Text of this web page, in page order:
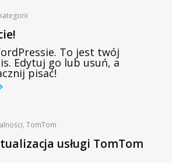
To jest twój
Edytuj go lub usuń, a
pisać!
, TomTom
usługi TomTom